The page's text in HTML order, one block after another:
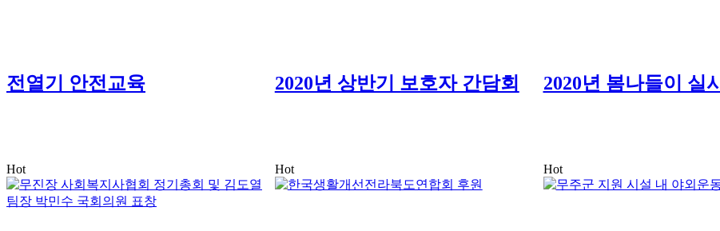
전열기 안전교육 2020년 상반기 보호자 간담회 2020년 봄나들이 실시
Hot Hot Hot